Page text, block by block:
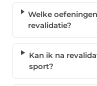
Welke
revalidatie?
Kan ik na
sport?